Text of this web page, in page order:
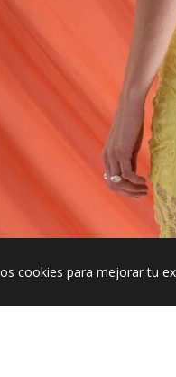
cookies para mejorar tu